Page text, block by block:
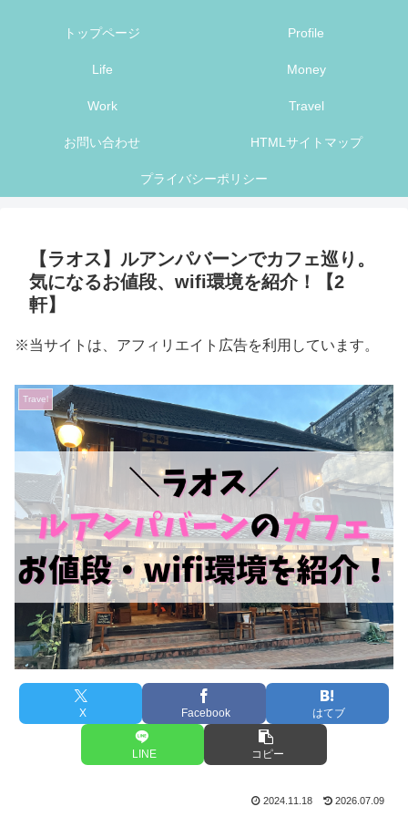
トップページ Profile
Life Money
Work Travel
お問い合わせ HTMLサイトマップ
プライバシーポリシー
【ラオス】ルアンパバーンでカフェ巡り。
気になるお値段、wifi環境を紹介！【2
軒】
※当サイトは、アフィリエイト広告を利用しています。
Travel
X Facebook はてブ
LINE コピー
2024.11.18 2026.07.09